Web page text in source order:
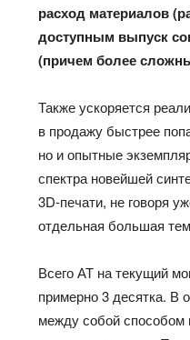
расход материалов
доступным выпуск
(причем более
Также ускоряется
в продажу быстрее
но и опытные
спектра новейшей
3D-печати, не говоря
отдельная большая
Всего АТ на текущий
примерно 3 десятка. В
между собой способом